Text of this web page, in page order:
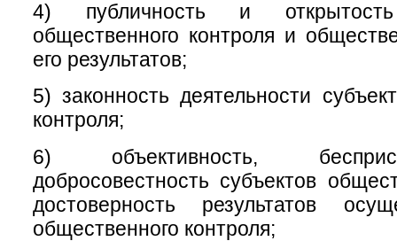
4) публичность и открытость
общественного контроля и
его результатов;
5) законность деятельности
контроля;
6) объективность,
добросовестность субъектов
достоверность результатов
общественного контроля;